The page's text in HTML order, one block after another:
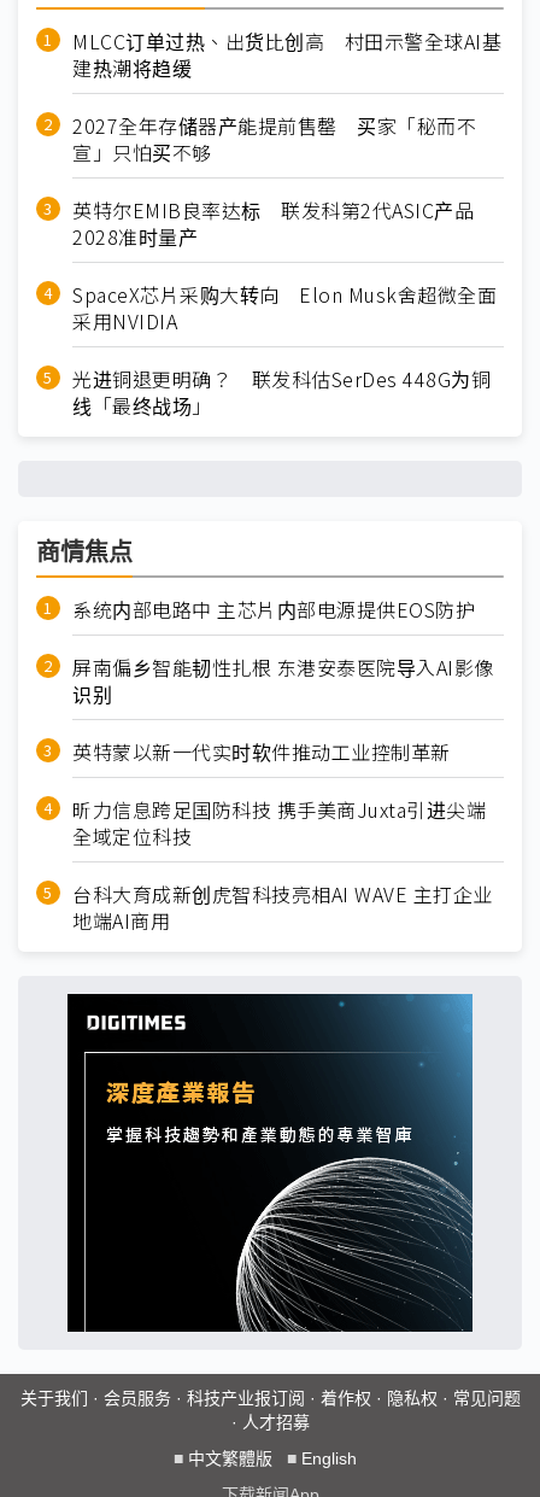
MLCC订单过热、出货比创高 村田示警全球AI基
建热潮将趋缓
2027全年存储器产能提前售罄 买家「秘而不
宣」只怕买不够
英特尔EMIB良率达标 联发科第2代ASIC产品
2028准时量产
SpaceX芯片采购大转向 Elon Musk舍超微全面
采用NVIDIA
光进铜退更明确？ 联发科估SerDes 448G为铜
线「最终战场」
商情焦点
系统内部电路中 主芯片内部电源提供EOS防护
屏南偏乡智能韧性扎根 东港安泰医院导入AI影像
识别
英特蒙以新一代实时软件推动工业控制革新
昕力信息跨足国防科技 携手美商Juxta引进尖端
全域定位科技
台科大育成新创虎智科技亮相AI WAVE 主打企业
地端AI商用
关于我们 · 会员服务· 科技产业报订阅 · 着作权 · 隐私权 · 常见问题
· 人才招募
■ 中文繁體版 ■ English